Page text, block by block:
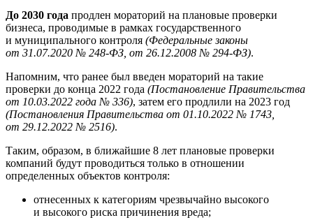
До 2030 года продлен мораторий на плановые проверки
бизнеса, проводимые в рамках государственного
и муниципального контроля (Федеральные законы
от 31.07.2020 № 248-ФЗ, от 26.12.2008 № 294-ФЗ).
Напомним, что ранее был введен мораторий на такие
проверки до конца 2022 года (Постановление Правительства
от 10.03.2022 года № 336), затем его продлили на 2023 год
(Постановления Правительства от 01.10.2022 № 1743,
от 29.12.2022 № 2516).
Таким, образом, в ближайшие 8 лет плановые проверки
компаний будут проводиться только в отношении
определенных объектов контроля:
отнесенных к категориям чрезвычайно высокого
и высокого риска причинения вреда;